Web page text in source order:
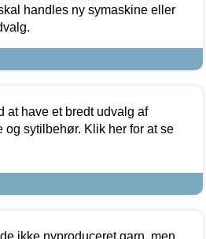
handles ny symaskine eller
at have et bredt udvalg af
og sytilbehør. Klik her for at se
ikke nyproduceret garn, men